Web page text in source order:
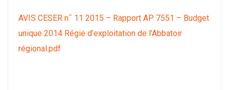
AVIS CESER n¯ 11 2015 – Rapport AP 7551 – Budget
unique 2014 Régie d’exploitation de l’Abbatoir
régional.pdf